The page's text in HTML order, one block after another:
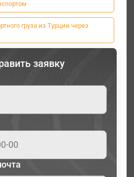
груза из Турции через
заявку